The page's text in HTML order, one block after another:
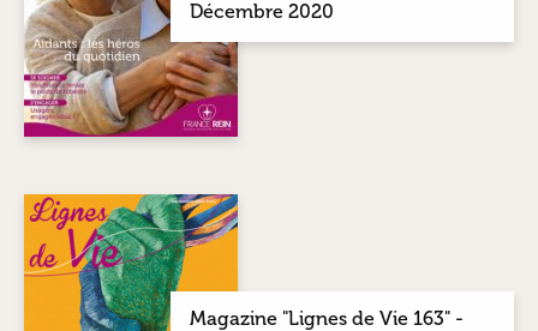
Décembre 2020
Magazine "Lignes de Vie 163" -